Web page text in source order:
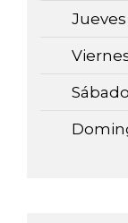
Jueves
Sábado